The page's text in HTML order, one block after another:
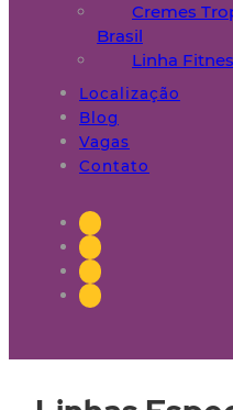
Cremes
Brasil
Linha
Localização
Blog
Vagas
Contato